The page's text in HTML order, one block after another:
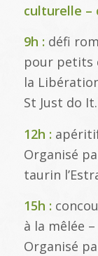
culturelle –
9h : défi
pour petits
la
St Just do It.
12h :
Organisé
taurin
15h :
à la mêlée
Organisé